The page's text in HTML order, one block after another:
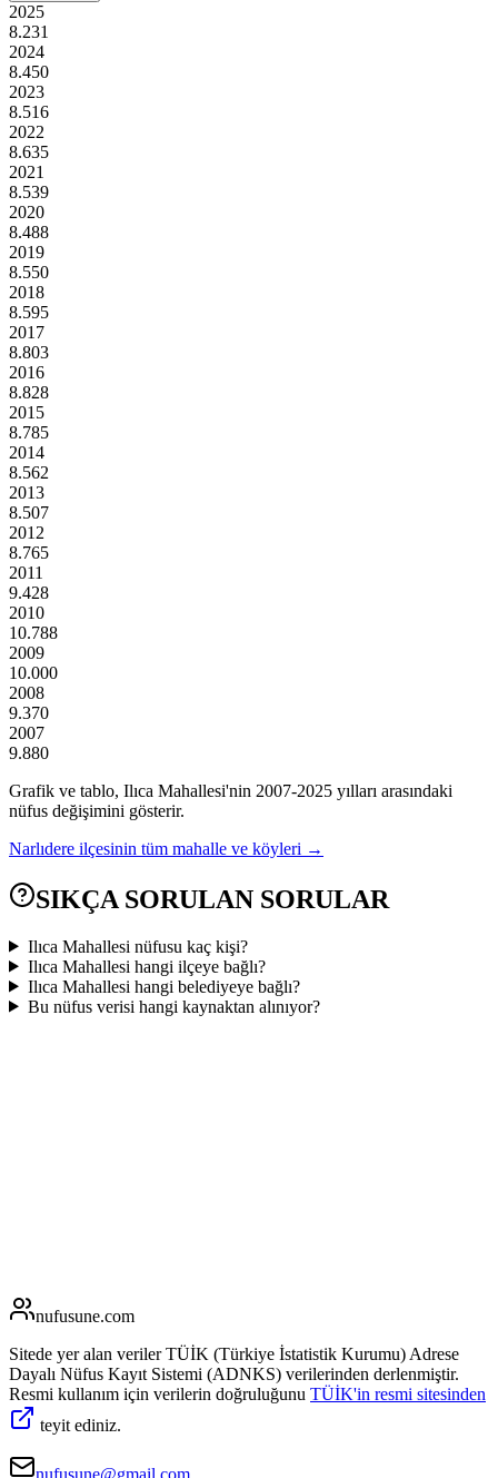
2025
8.231
2024
8.450
2023
8.516
2022
8.635
2021
8.539
2020
8.488
2019
8.550
2018
8.595
2017
8.803
2016
8.828
2015
8.785
2014
8.562
2013
8.507
2012
8.765
2011
9.428
2010
10.788
2009
10.000
2008
9.370
2007
9.880
Grafik ve tablo, Ilıca Mahallesi'nin 2007-2025 yılları arasındaki
nüfus değişimini gösterir.
Narlıdere ilçesinin tüm mahalle ve köyleri →
SIKÇA SORULAN SORULAR
Ilıca Mahallesi nüfusu kaç kişi?
Ilıca Mahallesi hangi ilçeye bağlı?
Ilıca Mahallesi hangi belediyeye bağlı?
Bu nüfus verisi hangi kaynaktan alınıyor?
nufusune.com
Sitede yer alan veriler TÜİK (Türkiye İstatistik Kurumu) Adrese
Dayalı Nüfus Kayıt Sistemi (ADNKS) verilerinden derlenmiştir.
Resmi kullanım için verilerin doğruluğunu TÜİK'in resmi sitesinden
teyit ediniz.
nufusune@gmail.com